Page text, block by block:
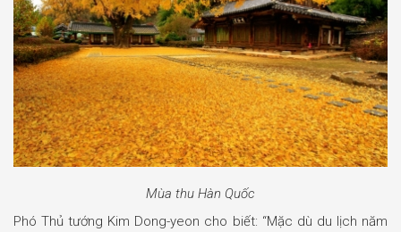
Mùa thu Hàn Quốc
Phó Thủ tướng Kim Dong-yeon cho biết: “Mặc dù du lịch năm